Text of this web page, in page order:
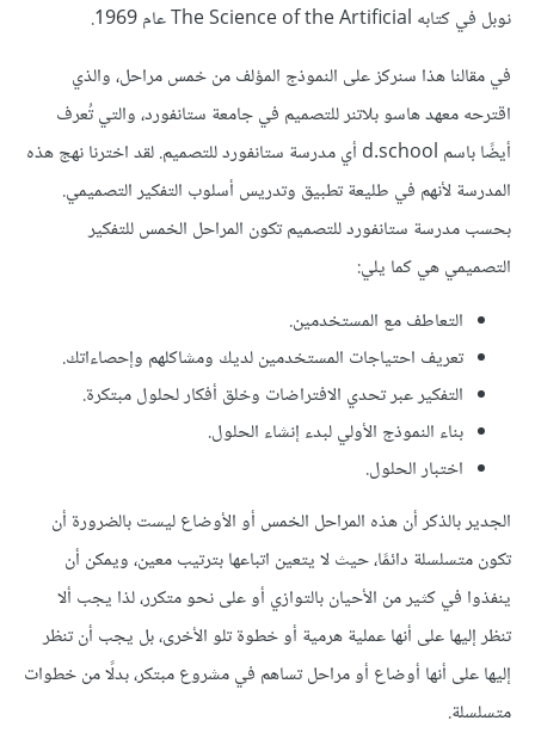
نوبل في كتابه The Science of the Artificial عام 1969.
في مقالنا هذا سنركز على النموذج المؤلف من خمس مراحل، والذي
اقترحه معهد هاسو بلاتنر للتصميم في جامعة ستانفورد، والتي تُعرف
أيضًا باسم d.school أي مدرسة ستانفورد للتصميم. لقد اخترنا نهج هذه
المدرسة لأنهم في طليعة تطبيق وتدريس أسلوب التفكير التصميمي.
بحسب مدرسة ستانفورد للتصميم تكون المراحل الخمس للتفكير
التصميمي هي كما يلي:
التعاطف مع المستخدمين.
تعريف احتياجات المستخدمين لديك ومشاكلهم وإحصاءاتك.
التفكير عبر تحدي الافتراضات وخلق أفكار لحلول مبتكرة.
بناء النموذج الأولي لبدء إنشاء الحلول.
اختبار الحلول.
الجدير بالذكر أن هذه المراحل الخمس أو الأوضاع ليست بالضرورة أن
تكون متسلسلة دائمًا، حيث لا يتعين اتباعها بترتيب معين، ويمكن أن
ينفذوا في كثير من الأحيان بالتوازي أو على نحو متكرر، لذا يجب ألا
تنظر إليها على أنها عملية هرمية أو خطوة تلو الأخرى، بل يجب أن تنظر
إليها على أنها أوضاع أو مراحل تساهم في مشروع مبتكر، بدلًا من خطوات
متسلسلة.